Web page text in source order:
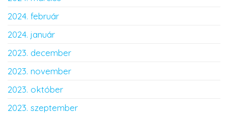
2024. február
2024. január
2023. december
2023. november
2023. október
2023. szeptember